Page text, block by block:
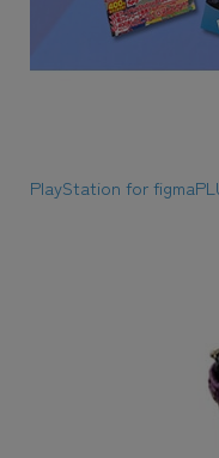
PlayStation for